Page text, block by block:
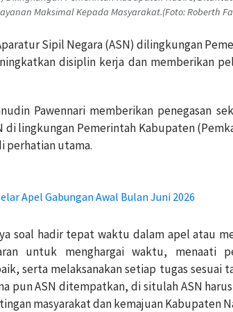
Maksimal Kepada Masyarakat.(Foto: Roberth
Sipil Negara (ASN) dilingkungan
disiplin kerja dan memberikan
Pawennari memberikan penegasan
di lingkungan Pemerintah Kabupaten
perhatian utama.
Apel Gabungan Awal Bulan Juni 2026
soal hadir tepat waktu dalam apel atau
untuk menghargai waktu, menaati
serta melaksanakan setiap tugas sesuai
pun ASN ditempatkan, di situlah ASN
masyarakat dan kemajuan Kabupaten